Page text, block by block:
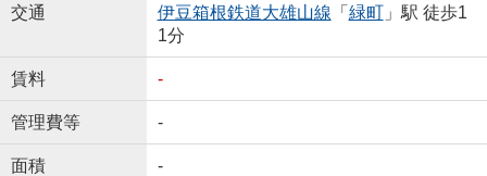
交通
伊豆箱根鉄道大雄山線 「 緑町」駅 徒歩1
1分
賃料 -
管理費等 -
面積 -